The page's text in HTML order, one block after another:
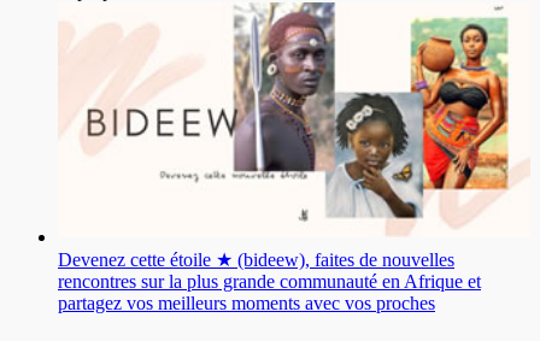
Devenez cette étoile ★ (bideew), faites de nouvelles
rencontres sur la plus grande communauté en Afrique et
partagez vos meilleurs moments avec vos proches